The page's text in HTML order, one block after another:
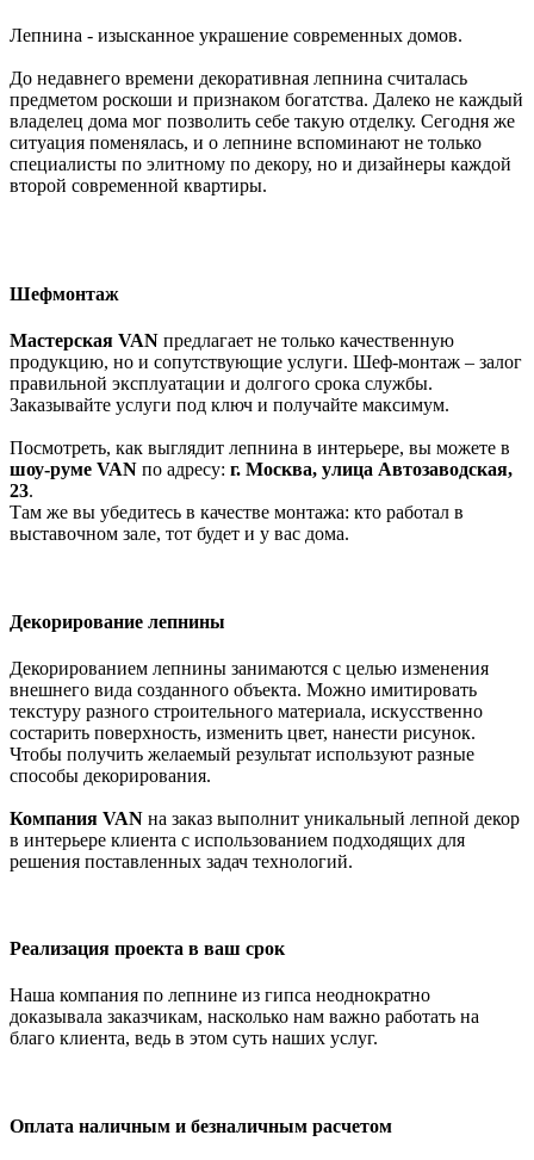
Лепнина - изысканное украшение современных домов.
До недавнего времени декоративная лепнина считалась
предметом роскоши и признаком богатства. Далеко не каждый
владелец дома мог позволить себе такую отделку. Сегодня же
ситуация поменялась, и о лепнине вспоминают не только
специалисты по элитному по декору, но и дизайнеры каждой
второй современной квартиры.
Шефмонтаж
Мастерская VAN предлагает не только качественную
продукцию, но и сопутствующие услуги. Шеф-монтаж – залог
правильной эксплуатации и долгого срока службы.
Заказывайте услуги под ключ и получайте максимум.
Посмотреть, как выглядит лепнина в интерьере, вы можете в
шоу-руме VAN по адресу: г. Москва, улица Автозаводская,
23.
Там же вы убедитесь в качестве монтажа: кто работал в
выставочном зале, тот будет и у вас дома.
Декорирование лепнины
Декорированием лепнины занимаются с целью изменения
внешнего вида созданного объекта. Можно имитировать
текстуру разного строительного материала, искусственно
состарить поверхность, изменить цвет, нанести рисунок.
Чтобы получить желаемый результат используют разные
способы декорирования.
Компания VAN на заказ выполнит уникальный лепной декор
в интерьере клиента с использованием подходящих для
решения поставленных задач технологий.
Реализация проекта в ваш срок
Наша компания по лепнине из гипса неоднократно
доказывала заказчикам, насколько нам важно работать на
благо клиента, ведь в этом суть наших услуг.
Оплата наличным и безналичным расчетом